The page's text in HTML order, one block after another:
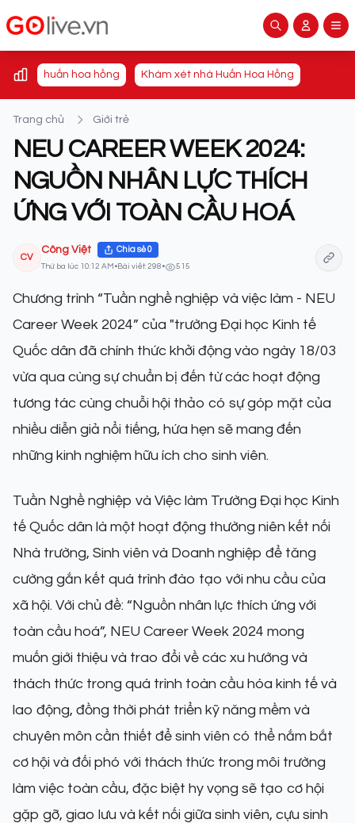
huấn hoa hồng Khám xét nhà Huấn Hoa Hồng
Trang chủ Giới trẻ
NEU CAREER WEEK 2024:
NGUỒN NHÂN LỰC THÍCH
ỨNG VỚI TOÀN CẦU HOÁ
CV
Công Việt Chia sẻ0
Thứ ba lúc 10:12 AM • Bài viết: 298 • 515
Chương trình “Tuần nghề nghiệp và việc làm - NEU
Career Week 2024” của "trường Đại học Kinh tế
Quốc dân đã chính thức khởi động vào ngày 18/03
vừa qua cùng sự chuẩn bị đến từ các hoạt động
tương tác cùng chuỗi hội thảo có sự góp mặt của
nhiều diễn giả nổi tiếng, hứa hẹn sẽ mang đến
những kinh nghiệm hữu ích cho sinh viên.
Tuần Nghề nghiệp và Việc làm Trường Đại học Kinh
tế Quốc dân là một hoạt động thường niên kết nối
Nhà trường, Sinh viên và Doanh nghiệp để tăng
cường gắn kết quá trình đào tạo với nhu cầu của
xã hội. Với chủ đề: “Nguồn nhân lực thích ứng với
toàn cầu hoá”, NEU Career Week 2024 mong
muốn giới thiệu và trao đổi về các xu hướng và
thách thức trong quá trình toàn cầu hóa kinh tế và
lao động, đồng thời phát triển kỹ năng mềm và
chuyên môn cần thiết để sinh viên có thể nắm bắt
cơ hội và đối phó với thách thức trong môi trường
làm việc toàn cầu, đặc biệt hy vọng sẽ tạo cơ hội
gặp gỡ, giao lưu và kết nối giữa sinh viên, cựu sinh